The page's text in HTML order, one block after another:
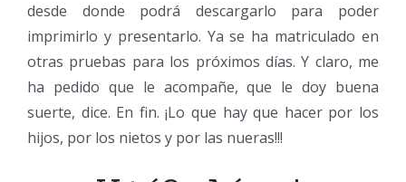
desde donde podrá descargarlo para poder
imprimirlo y presentarlo. Ya se ha matriculado en
otras pruebas para los próximos días. Y claro, me
ha pedido que le acompañe, que le doy buena
suerte, dice. En fin. ¡Lo que hay que hacer por los
hijos, por los nietos y por las nueras!!!